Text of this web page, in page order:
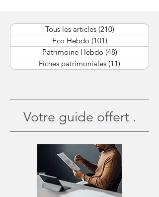
Tous les articles (210)
Eco Hebdo (101)
Patrimoine Hebdo (48)
Fiches patrimoniales (11)
Votre guide offert .